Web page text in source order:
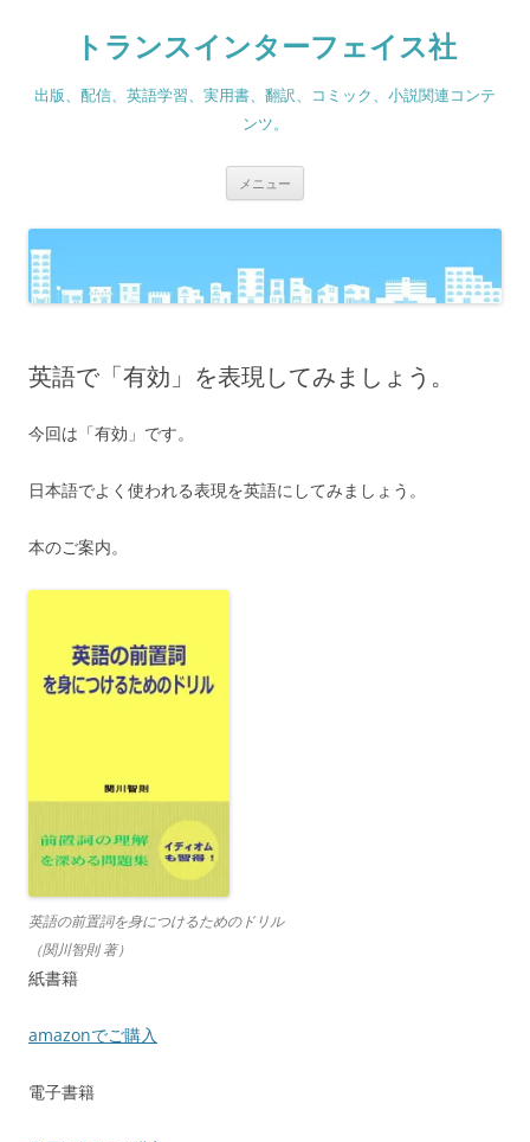
へ
ス
トランスインターフェイス社
出版、配信、英語学習、実用書、翻訳、コミック、小説関連コンテ
ンツ。
メニュー
英語で「有効」を表現してみましょう。
今回は「有効」です。
日本語でよく使われる表現を英語にしてみましょう。
本のご案内。
英語の前置詞を身につけるためのドリル
（関川智則 著）
紙書籍
amazonでご購入
電子書籍